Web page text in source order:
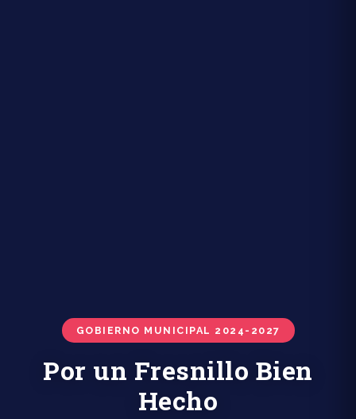
GOBIERNO MUNICIPAL 2024-2027
Por un Fresnillo Bien
Hecho